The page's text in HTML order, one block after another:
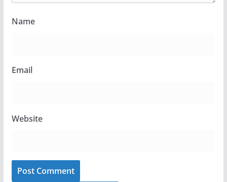
Name
Email
Website